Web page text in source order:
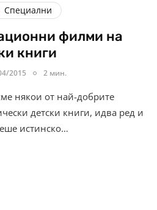
Специални
филми на
книги
2015 2 мин.
някои от най-добрите
детски книги, идва ред и
истинско…